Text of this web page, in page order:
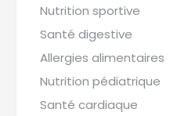
Nutrition sportive
Santé digestive
Allergies alimentaires
Nutrition pédiatrique
Santé cardiaque